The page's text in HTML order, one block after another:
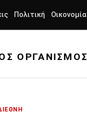
Πολιτική Οικονομία
ΟΡΓΑΝΙΣΜΟΣ